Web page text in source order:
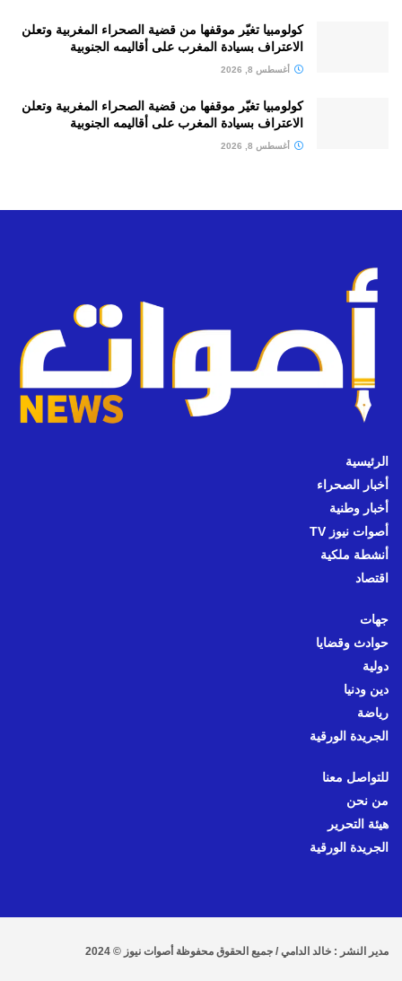
كولومبيا تغيّر موقفها من قضية الصحراء المغربية وتعلن
الاعتراف بسيادة المغرب على أقاليمه الجنوبية
أغسطس 8, 2026
كولومبيا تغيّر موقفها من قضية الصحراء المغربية وتعلن
الاعتراف بسيادة المغرب على أقاليمه الجنوبية
أغسطس 8, 2026
الرئيسية
أخبار الصحراء
أخبار وطنية
أصوات نيوز TV
أنشطة ملكية
اقتصاد
جهات
حوادث وقضايا
دولية
دين ودنيا
رياضة
الجريدة الورقية
للتواصل معنا
من نحن
هيئة التحرير
الجريدة الورقية
مدير النشر : خالد الدامي / جميع الحقوق محفوظة أصوات نيوز © 2024